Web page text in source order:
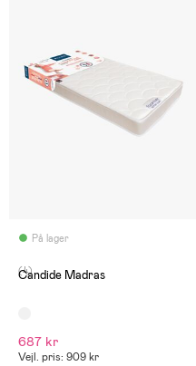
På lager
(4)
Candide Madras
687 kr
Vejl. pris: 909 kr